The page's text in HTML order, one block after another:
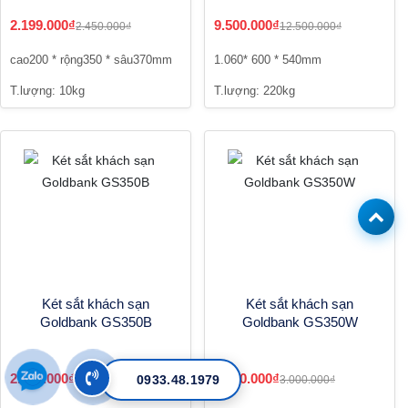
2.199.000₫2.450.000₫
cao200 * rộng350 * sâu370mm
T.lượng: 10kg
9.500.000₫12.500.000₫
1.060* 600 * 540mm
T.lượng: 220kg
Két sắt khách sạn
Goldbank GS350B
2.399.000₫ 3.000.000₫
Két sắt khách sạn
Goldbank GS350W
2.400.000₫3.000.000₫
0933.48.1979